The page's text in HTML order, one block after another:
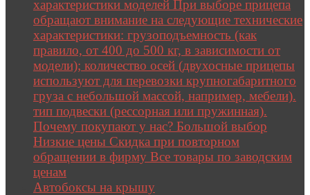
характеристики моделей При выборе прицепа
обращают внимание на следующие технические
характеристики: грузоподъемность (как
правило, от 400 до 500 кг, в зависимости от
модели); количество осей (двухосные прицепы
используют для перевозки крупногабаритного
груза с небольшой массой, например, мебели).
тип подвески (рессорная или пружинная).
Почему покупают у нас? Большой выбор
Низкие цены Скидка при повторном
обращении в фирму Все товары по заводским
ценам
Автобоксы на крышу